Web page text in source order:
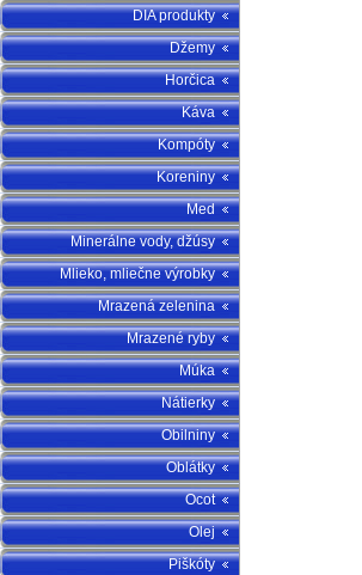
DIA produkty
Džemy
Horčica
Káva
Kompóty
Koreniny
Med
Minerálne vody, džúsy
Mlieko, mliečne výrobky
Mrazená zelenina
Mrazené ryby
Múka
Nátierky
Obilniny
Oblátky
Ocot
Olej
Piškóty